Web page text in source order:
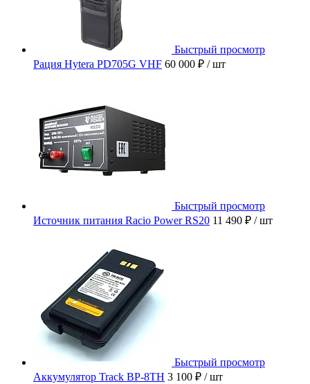
Быстрый просмотр
Рация Hytera PD705G VHF 60 000 ₽ / шт
Быстрый просмотр
Источник питания Racio Power RS20 11 490 ₽ / шт
Быстрый просмотр
Аккумулятор Track BP-8TH 3 100 ₽ / шт